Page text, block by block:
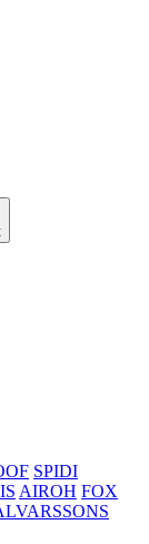
SPIDI
AIROH FOX